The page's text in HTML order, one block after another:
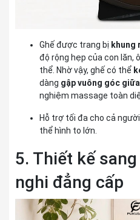
Ghế được trang bị khung
độ rộng hẹp của con
thể. Nhờ vậy, ghế có thể
dàng gập vuông góc
nghiệm massage toàn
Hỗ trợ tối đa cho cả
thể hình to lớn.
5. Thiết kế
nghi đẳng cấp